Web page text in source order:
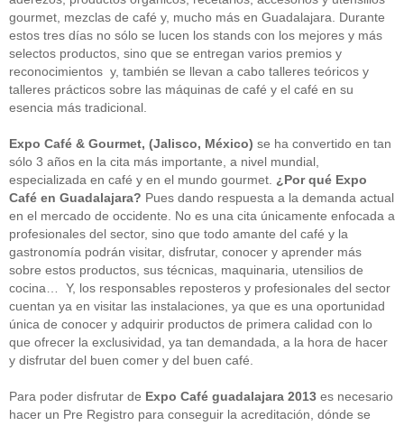
gourmet, mezclas de café y, mucho más en Guadalajara. Durante
estos tres días no sólo se lucen los stands con los mejores y más
selectos productos, sino que se entregan varios premios y
reconocimientos y, también se llevan a cabo talleres teóricos y
talleres prácticos sobre las máquinas de café y el café en su
esencia más tradicional.
Expo Café & Gourmet, (Jalisco, México) se ha convertido en tan
sólo 3 años en la cita más importante, a nivel mundial,
especializada en café y en el mundo gourmet. ¿Por qué Expo
Café en Guadalajara? Pues dando respuesta a la demanda actual
en el mercado de occidente. No es una cita únicamente enfocada a
profesionales del sector, sino que todo amante del café y la
gastronomía podrán visitar, disfrutar, conocer y aprender más
sobre estos productos, sus técnicas, maquinaria, utensilios de
cocina… Y, los responsables reposteros y profesionales del sector
cuentan ya en visitar las instalaciones, ya que es una oportunidad
única de conocer y adquirir productos de primera calidad con lo
que ofrecer la exclusividad, ya tan demandada, a la hora de hacer
y disfrutar del buen comer y del buen café.
Para poder disfrutar de Expo Café guadalajara 2013 es necesario
hacer un Pre Registro para conseguir la acreditación, dónde se